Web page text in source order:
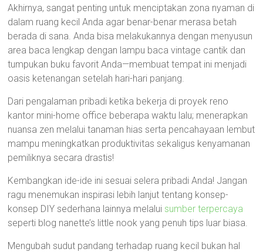
Akhirnya, sangat penting untuk menciptakan zona nyaman di
dalam ruang kecil Anda agar benar-benar merasa betah
berada di sana. Anda bisa melakukannya dengan menyusun
area baca lengkap dengan lampu baca vintage cantik dan
tumpukan buku favorit Anda—membuat tempat ini menjadi
oasis ketenangan setelah hari-hari panjang.
Dari pengalaman pribadi ketika bekerja di proyek reno
kantor mini-home office beberapa waktu lalu; menerapkan
nuansa zen melalui tanaman hias serta pencahayaan lembut
mampu meningkatkan produktivitas sekaligus kenyamanan
pemiliknya secara drastis!
Kembangkan ide-ide ini sesuai selera pribadi Anda! Jangan
ragu menemukan inspirasi lebih lanjut tentang konsep-
konsep DIY sederhana lainnya melalui sumber terpercaya
seperti blog nanette’s little nook yang penuh tips luar biasa.
Mengubah sudut pandang terhadap ruang kecil bukan hal